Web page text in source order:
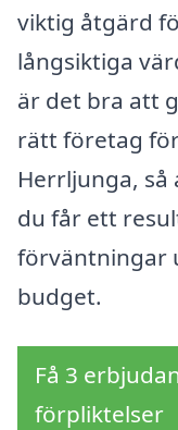
viktig åtgärd
långsiktiga
är det bra att
rätt företag
Herrljunga, så
du får ett
förväntningar
budget.
Få 3
förpliktelser